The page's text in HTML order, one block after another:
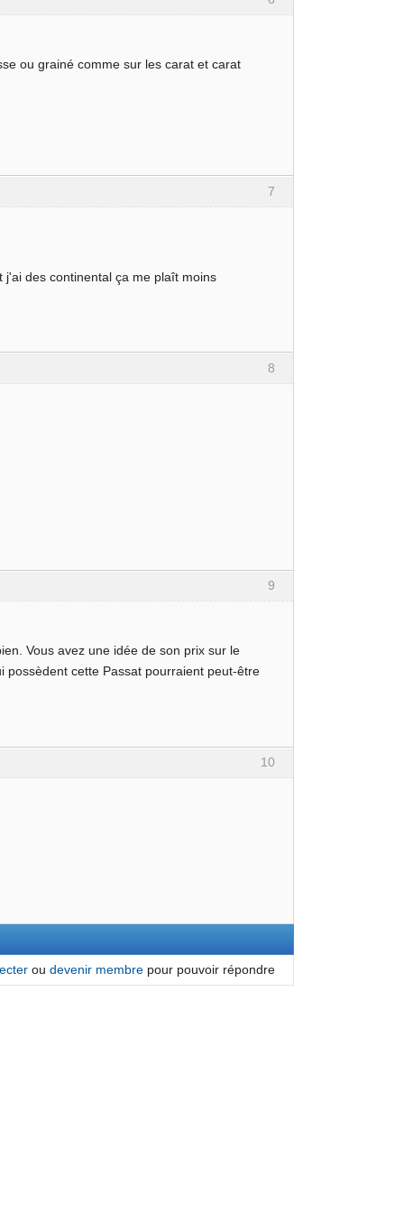
ou grainé comme sur les carat et carat
7
des continental ça me plaît moins
8
9
Vous avez une idée de son prix sur le
possèdent cette Passat pourraient peut-être
10
ou devenir membrepour pouvoir répondre